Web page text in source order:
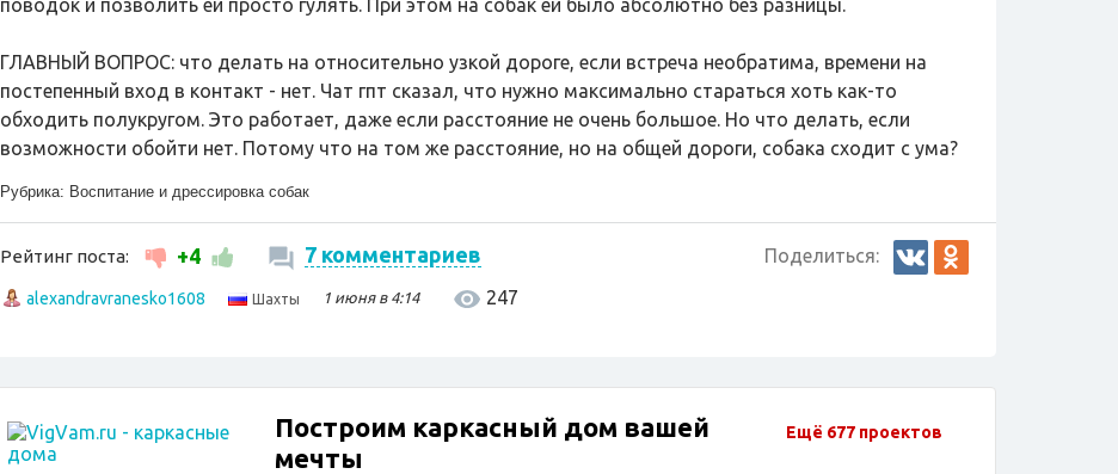
поводок и позволить ей просто гулять. При этом на собак ей было абсолютно без разницы.
ГЛАВНЫЙ ВОПРОС: что делать на относительно узкой дороге, если встреча необратима, времени на
постепенный вход в контакт - нет. Чат гпт сказал, что нужно максимально стараться хоть как-то
обходить полукругом. Это работает, даже если расстояние не очень большое. Но что делать, если
возможности обойти нет. Потому что на том же расстояние, но на общей дороги, собака сходит с ума?
Рубрика: Воспитание и дрессировка собак
Рейтинг поста: +4 7 комментариев
alexandravranesko1608 Шахты 1 июня в 4:14 247
Поделиться:
Построим каркасный дом вашей
мечты
Ещё 677 проектов